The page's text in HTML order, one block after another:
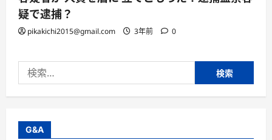
疑で逮捕？
pikakichi2015@gmail.com 3年前 0
索:
G&A